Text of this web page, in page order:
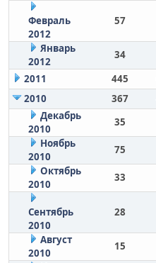
Февраль
2012
57
Январь
2012
34
2011
445
2010
367
Декабрь
2010
35
Ноябрь
2010
75
Октябрь
2010
33
Сентябрь
2010
28
Август
2010
15